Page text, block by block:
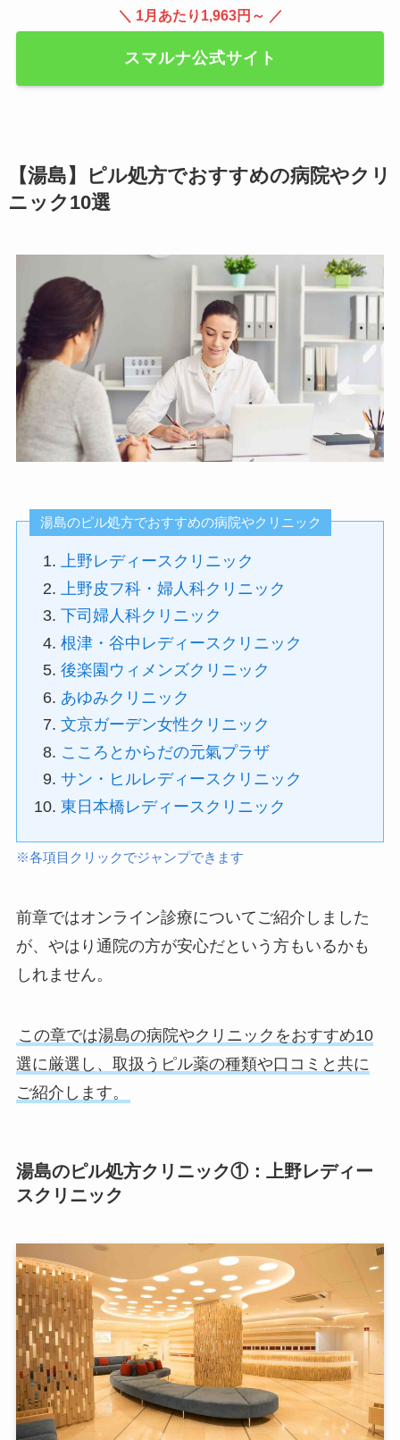
＼ 1月あたり1,963円～ ／
スマルナ公式サイト
【湯島】ピル処方でおすすめの病院やクリ
ニック10選
湯島のピル処方でおすすめの病院やクリニック
上野レディースクリニック
上野皮フ科・婦人科クリニック
下司婦人科クリニック
根津・谷中レディースクリニック
後楽園ウィメンズクリニック
あゆみクリニック
文京ガーデン女性クリニック
こころとからだの元氣プラザ
サン・ヒルレディースクリニック
東日本橋レディースクリニック
※各項目クリックでジャンプできます
前章ではオンライン診療についてご紹介しました
が、やはり通院の方が安心だという方もいるかも
しれません。
この章では湯島の病院やクリニックをおすすめ10
選に厳選し、取扱うピル薬の種類や口コミと共に
ご紹介します。
湯島のピル処方クリニック①：上野レディー
スクリニック